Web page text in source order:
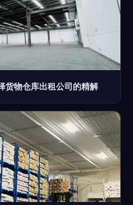
货物仓库出租公司的精解